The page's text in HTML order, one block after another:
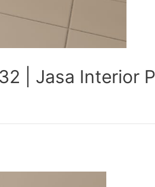
| Jasa Interior